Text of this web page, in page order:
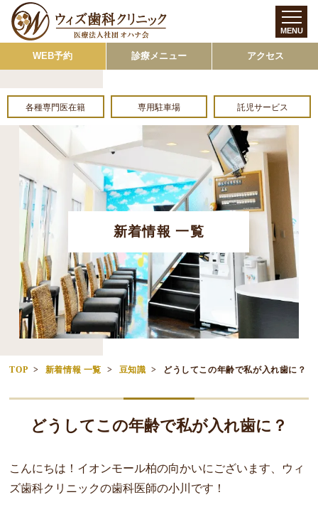
WEB予約 診療メニュー アクセス
各種専門医在籍 専用駐車場 託児サービス
新着情報 一覧
MENU
TOP 新着情報 一覧 豆知識 どうしてこの年齢で私が入れ歯に？
どうしてこの年齢で私が入れ歯に？
こんにちは！イオンモール柏の向かいにございます、ウィ
ズ歯科クリニックの歯科医師の小川です！